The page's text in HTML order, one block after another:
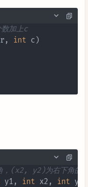
加上c
r, int c)
y2)为右下角的子
y1, int x2, int